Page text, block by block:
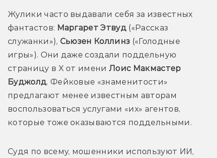
Жулики часто выдавали себя за известных
фантастов: Маргарет Этвуд («Рассказ
служанки»), Сьюзен Коллинз («Голодные
игры»). Они даже создали поддельную
страницу в X от имени Лоис Макмастер
Буджолд. Фейковые «знаменитости»
предлагают менее известным авторам
воспользоваться услугами «их» агентов,
Судя по всему, мошенники используют ИИ,